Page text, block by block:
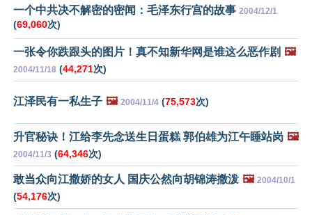
一个中共决不解密的密闻：毛泽东行宫的故事 2004/12/1
(69,060次)
一张令你跌跟头的图片！真不知新华网是谁这么恶作剧 🖼️
2004/11/18 (44,271次)
江泽民有一私生子 🖼️ 2004/11/4 (75,573次)
升官秘诀！江给李先念送生日蛋糕 郭伯雄为江午睡站岗 🖼️
2004/11/3 (64,346次)
敢当众向江撒娇的女人 国庆公然向胡锦涛撒泼 🖼️ 2004/10/1
(54,176次)